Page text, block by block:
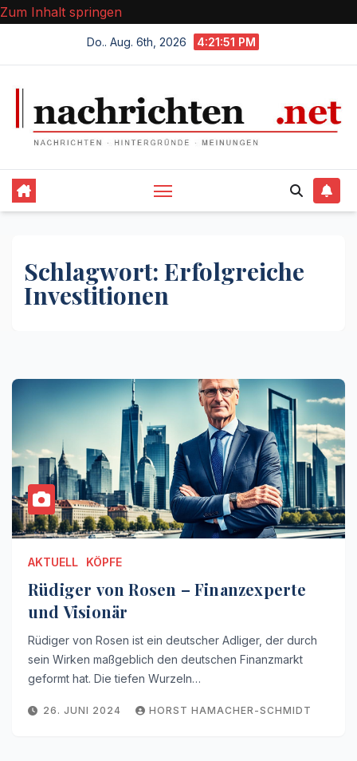
Zum Inhalt springen
Do.. Aug. 6th, 2026 4:21:52 PM
Schlagwort: Erfolgreiche
Investitionen
AKTUELL KÖPFE
Rüdiger von Rosen – Finanzexperte
und Visionär
Rüdiger von Rosen ist ein deutscher Adliger, der durch
sein Wirken maßgeblich den deutschen Finanzmarkt
geformt hat. Die tiefen Wurzeln…
26. JUNI 2024 HORST HAMACHER-SCHMIDT